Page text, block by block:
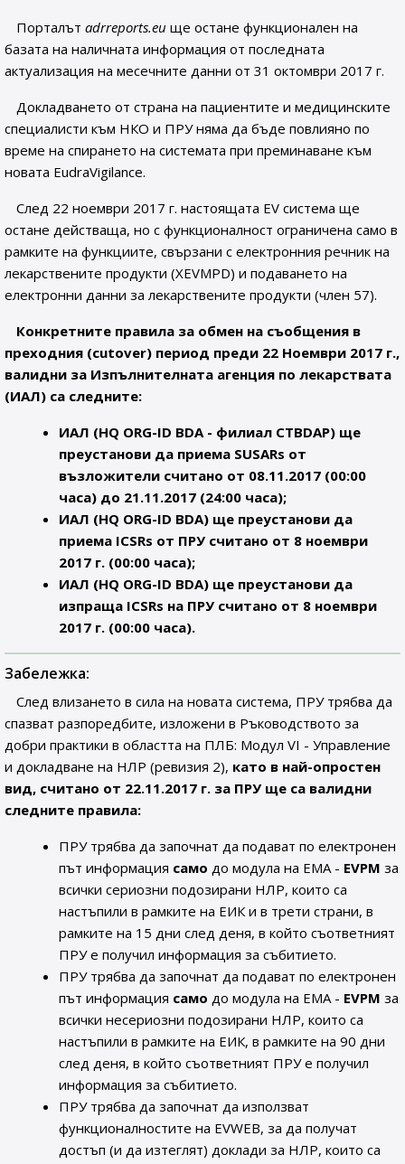
Порталътadrreports.eu ще остане функционален на
базата на наличната информация от последната
актуализация на месечните данни от 31 октомври 2017 г.
Докладването от страна на пациентите и медицинските
специалисти към НКО и ПРУ няма да бъде повлияно по
време на спирането на системата при преминаване към
новата EudraVigilance.
След 22 ноември 2017 г. настоящата EV система ще
остане действаща, но с функционалност ограничена само в
рамките на функциите, свързани с електронния речник на
лекарствените продукти (XEVMPD) и подаването на
електронни данни за лекарствените продукти (член 57).
Конкретните правила за обмен на съобщения в
преходния (cutover) период преди 22 Ноември 2017 г.,
валидни за Изпълнителната агенция по лекарствата
(ИАЛ) са следните:
ИАЛ (HQ ORG-ID BDA - филиал CTBDAP) ще
преустанови да приема SUSARs от
възложители считано от 08.11.2017 (00:00
часа) до 21.11.2017 (24:00 часа);
ИАЛ (HQ ORG-ID BDA) ще преустанови да
приема ICSRs от ПРУ считано от 8 ноември
2017 г. (00:00 часа);
ИАЛ (HQ ORG-ID BDA) ще преустанови да
изпраща ICSRs на ПРУ считано от 8 ноември
2017 г. (00:00 часа).
Забележка:
След влизането в сила на новата система, ПРУ трябва да
спазват разпоредбите, изложени в Ръководството за
добри практики в областта на ПЛБ: Модул VI - Управление
и докладване на НЛР (ревизия 2), като в най-опростен
вид, считано от 22.11.2017 г. за ПРУ ще са валидни
следните правила:
ПРУ трябва да започнат да подават по електронен
път информация само до модула на ЕМА - EVPM за
всички сериозни подозирани НЛР, които са
настъпили в рамките на ЕИК и в трети страни, в
рамките на 15 дни след деня, в който съответният
ПРУ е получил информация за събитието.
ПРУ трябва да започнат да подават по електронен
път информация само до модула на ЕМА - EVPM за
всички несериозни подозирани НЛР, които са
настъпили в рамките на ЕИК, в рамките на 90 дни
след деня, в който съответният ПРУ е получил
информация за събитието.
ПРУ трябва да започнат да използват
функционалностите на EVWEB, за да получат
достъп (и да изтеглят) доклади за НЛР, които са